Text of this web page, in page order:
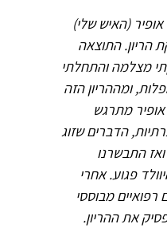
(האיש שלי)
הריון. התוצאה
מצלמה והתחלתי
ומההריון הזה
אופיר מתרגש
הדברים שזוג
התבשרנו
פגוע. אחרי
רפואיים מבוססי
את ההריון.